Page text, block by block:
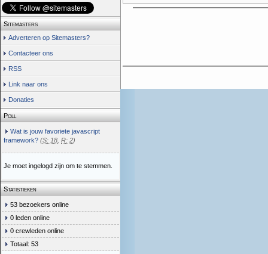
Sitemasters
Adverteren op Sitemasters?
Contacteer ons
RSS
Link naar ons
Donaties
Poll
Wat is jouw favoriete javascript
framework? (S: 18 R: 2)
Je moet ingelogd zijn om te stemmen.
Statistieken
53 bezoekers online
0 leden online
0 crewleden online
Totaal: 53